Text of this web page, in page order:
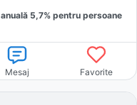
anuală 5,7% pentru persoane
Mesaj Favorite